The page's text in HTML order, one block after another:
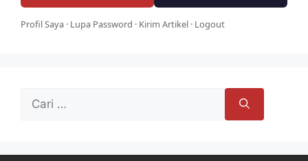
Profil Saya · Lupa Password · Kirim Artikel · Logout
untuk: